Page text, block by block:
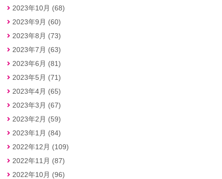
2023年10月 (68)
2023年9月 (60)
2023年8月 (73)
2023年7月 (63)
2023年6月 (81)
2023年5月 (71)
2023年4月 (65)
2023年3月 (67)
2023年2月 (59)
2023年1月 (84)
2022年12月 (109)
2022年11月 (87)
2022年10月 (96)